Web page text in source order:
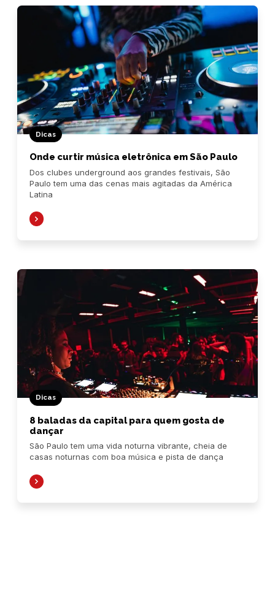
Dicas
Onde curtir música eletrônica em São Paulo
Dos clubes underground aos grandes festivais, São
Paulo tem uma das cenas mais agitadas da América
Latina
Dicas
8 baladas da capital para quem gosta de
dançar
São Paulo tem uma vida noturna vibrante, cheia de
casas noturnas com boa música e pista de dança